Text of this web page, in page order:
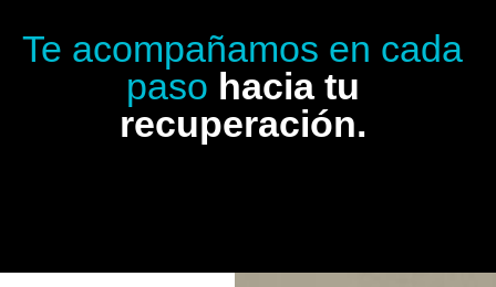
Te acompañamos en cada
paso hacia tu
recuperación.